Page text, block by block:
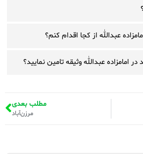
عبدالله از کجا اقدام کنم؟
امامزاده عبدالله وثیقه تامین نمایید؟
مطلب بعدی
مرزن‌آباد